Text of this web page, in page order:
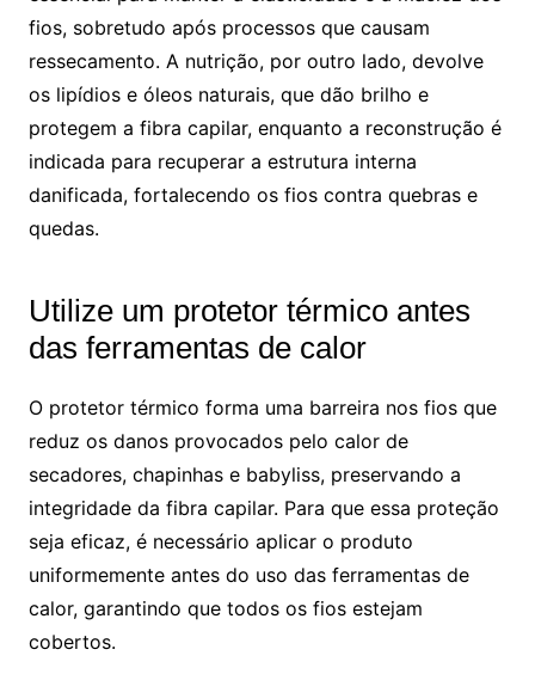
fios, sobretudo após processos que causam
ressecamento. A nutrição, por outro lado, devolve
os lipídios e óleos naturais, que dão brilho e
protegem a fibra capilar, enquanto a reconstrução é
indicada para recuperar a estrutura interna
danificada, fortalecendo os fios contra quebras e
quedas.
Utilize um protetor térmico antes
das ferramentas de calor
O protetor térmico forma uma barreira nos fios que
reduz os danos provocados pelo calor de
secadores, chapinhas e babyliss, preservando a
integridade da fibra capilar. Para que essa proteção
seja eficaz, é necessário aplicar o produto
uniformemente antes do uso das ferramentas de
calor, garantindo que todos os fios estejam
cobertos.